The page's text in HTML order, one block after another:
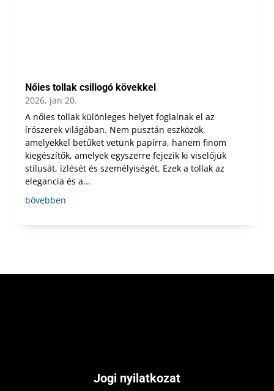
Nőies tollak csillogó kövekkel
2026, jan 20.
A nőies tollak különleges helyet foglalnak el az
írószerek világában. Nem pusztán eszközök,
amelyekkel betűket vetünk papírra, hanem finom
kiegészítők, amelyek egyszerre fejezik ki viselőjük
stílusát, ízlését és személyiségét. Ezek a tollak az
elegancia és a...
bővebben
Jogi nyilatkozat